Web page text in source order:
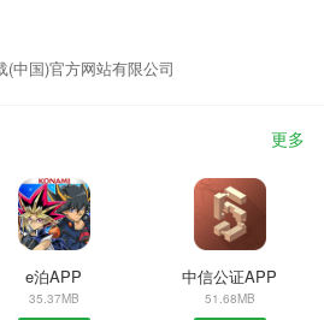
(中国)官方网站有限公司
更多
e泊APP
35.37MB
中信公证APP
51.68MB